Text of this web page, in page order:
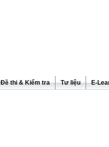
Đề thi & Kiểm tra Tư liệu E-